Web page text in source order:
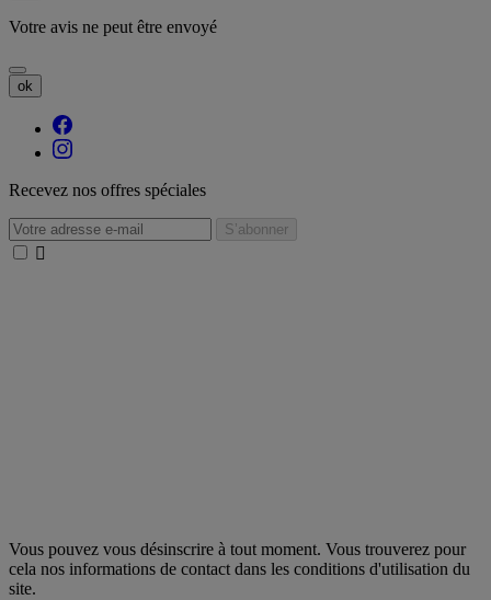
Votre avis ne peut être envoyé
ok
Recevez nos offres spéciales

Vous pouvez vous désinscrire à tout moment. Vous trouverez pour
cela nos informations de contact dans les conditions d'utilisation du
site.